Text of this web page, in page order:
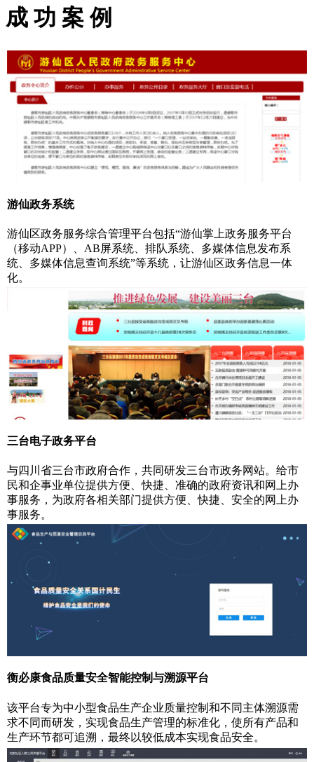
成 功 案 例
游仙政务系统
游仙区政务服务综合管理平台包括“游仙掌上政务服务平台
（移动APP）、AB屏系统、排队系统、多媒体信息发布系
统、多媒体信息查询系统”等系统，让游仙区政务信息一体
化。
三台电子政务平台
与四川省三台市政府合作，共同研发三台市政务网站。给市
民和企事业单位提供方便、快捷、准确的政府资讯和网上办
事服务，为政府各相关部门提供方便、快捷、安全的网上办
事服务。
衡必康食品质量安全智能控制与溯源平台
该平台专为中小型食品生产企业质量控制和不同主体溯源需
求不同而研发，实现食品生产管理的标准化，使所有产品和
生产环节都可追溯，最终以较低成本实现食品安全。